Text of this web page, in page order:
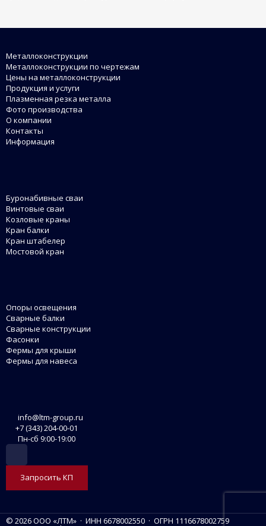
Металлоконструкции
Металлоконструкции по чертежам
Цены на металлоконструкции
Продукция и услуги
Плазменная резка металла
Фото производства
О компании
Контакты
Информация
Буронабивные сваи
Винтовые сваи
Козловые краны
Кран балки
Кран штабелер
Мостовой кран
Опоры освещения
Сварные балки
Сварные конструкции
Фасонки
Фермы для крыши
Фермы для навеса
info@ltm-group.ru
+7 (343) 204-00-01
Пн-сб 9:00-19:00
Запросить КП
© 2026 ООО «ЛТМ» · ИНН 6678002550 · ОГРН 1116678002759